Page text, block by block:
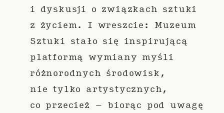
i dyskusji o związkach sztuki
z życiem. I wreszcie: Muzeum
Sztuki stało się inspirującą
platformą wymiany myśli
różnorodnych środowisk,
nie tylko artystycznych,
co przecież – biorąc pod uwagę